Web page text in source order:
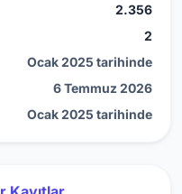
2.356
2
Ocak 2025 tarihinde
6 Temmuz 2026
Ocak 2025 tarihinde